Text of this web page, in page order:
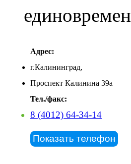
Адрес:
г.Калининград,
Проспект Калинина 39а
Тел./факс:
8 (4012) 64-34-14
Показать телефон